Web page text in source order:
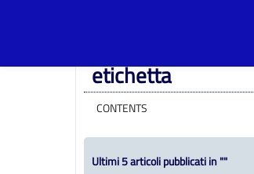
etichetta
CONTENTS
Ultimi 5 articoli pubblicati in ""